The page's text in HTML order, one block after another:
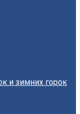
и зимних горок